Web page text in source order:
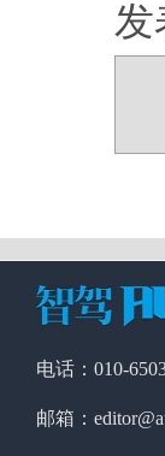
发
电话：010-
邮箱：